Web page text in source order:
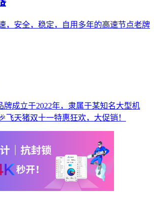
，安全，稳定，自用多年的高速节点老牌
牌成立于2022年，隶属于某知名大型机
飞天猪双十一特惠狂欢，大促销！